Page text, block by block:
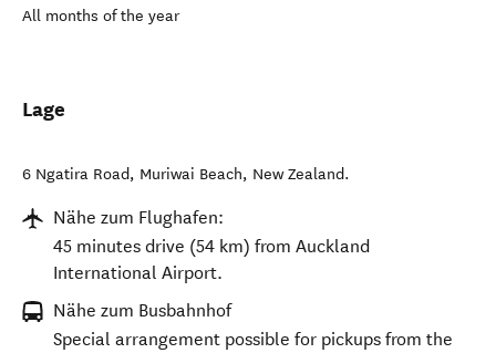
All months of the year
Lage
6 Ngatira Road, Muriwai Beach, New Zealand.
Nähe zum Flughafen:
45 minutes drive (54 km) from Auckland
International Airport.
Nähe zum Busbahnhof
Special arrangement possible for pickups from the